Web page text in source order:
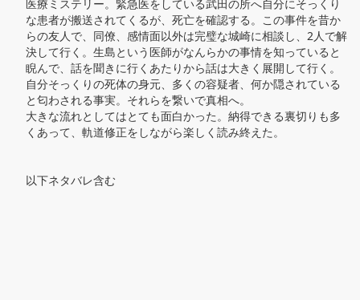
医療ミステリー。緊急医をしている武田の所へ自分にそっくり
な患者が搬送されてくるが、死亡を確認する。この事件を昔か
らの友人で、同僚、感情面以外は完璧な城崎に相談し、2人で解
決して行く。生島という医師がなんらかの事情を知っていると
睨んで、話を聞きに行くあたりから話は大きく展開して行く。
自分そっくりの死体の身元、多くの容疑者、何か隠されている
と匂わされる事実。それらを繋いで真相へ。
大きな流れとしてはとても面白かった。納得できる裏切りも多
くあって、軌道修正をしながら楽しく読み終えた。
以下ネタバレ含む